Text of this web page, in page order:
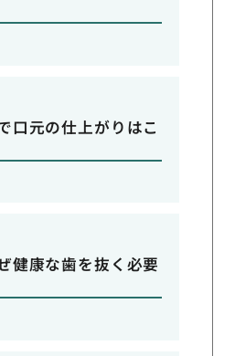
口元の仕上がりはこ
健康な歯を抜く必要